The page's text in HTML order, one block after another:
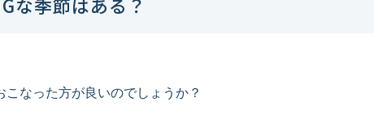
なった方が良いのでしょうか？